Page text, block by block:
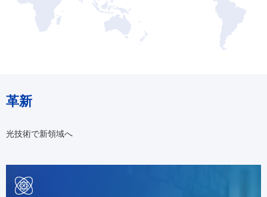
革新
光技術で新領域へ